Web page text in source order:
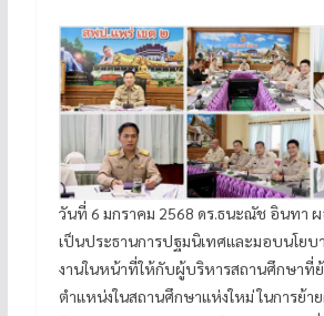
วันที่ 6 มกราคม 2568 ดร.ธนะณัช อินทา
เป็นประธานการปฐมนิเทศและมอบนโยบ
งานในหน้าที่ให้กับผู้บริหารสถานศึกษาที่ย้
ตำแหน่งในสถานศึกษาแห่งใหม่ ในการย้า